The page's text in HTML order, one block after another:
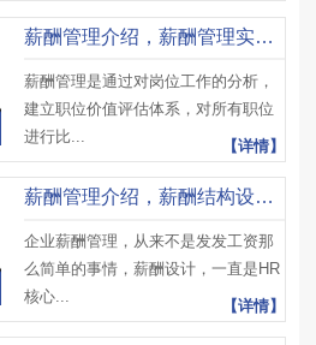
薪酬管理介绍，薪酬管理实施策略、薪酬管理实施要求及注意事项
薪酬管理是通过对岗位工作的分析，
建立职位价值评估体系，对所有职位
进行比...
【详情】
薪酬管理介绍，薪酬结构设计流程、薪酬设计要求及注意事项
企业薪酬管理，从来不是发发工资那
么简单的事情，薪酬设计，一直是HR
核心...
【详情】